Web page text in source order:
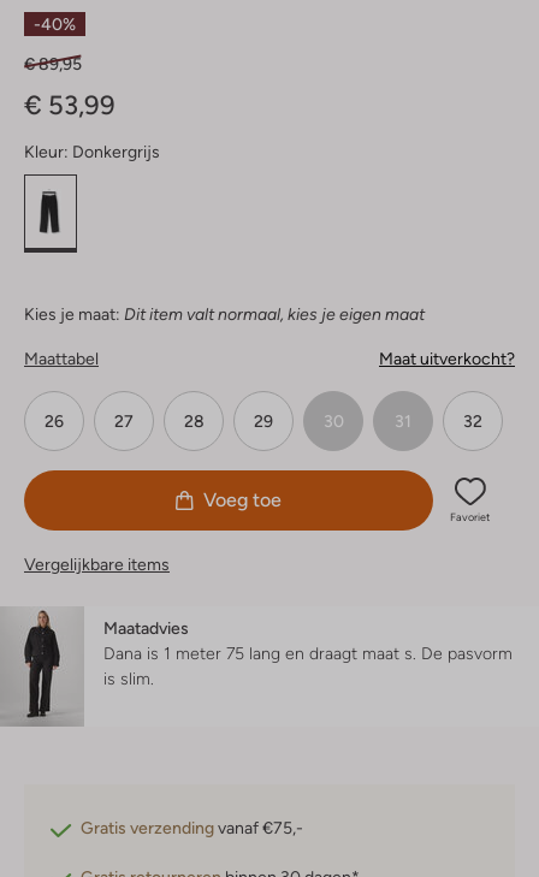
-40%
€ 89,95
€ 53,99
Kleur: Donkergrijs
Kies je maat: Dit item valt normaal, kies je eigen maat
Maattabel Maat uitverkocht?
26 27 28 29 30 31 32
Voeg toe
Favoriet
Vergelijkbare items
Maatadvies
Dana is 1 meter 75 lang en draagt maat s. De pasvorm
is slim
Gratis verzendingvanaf €75,-